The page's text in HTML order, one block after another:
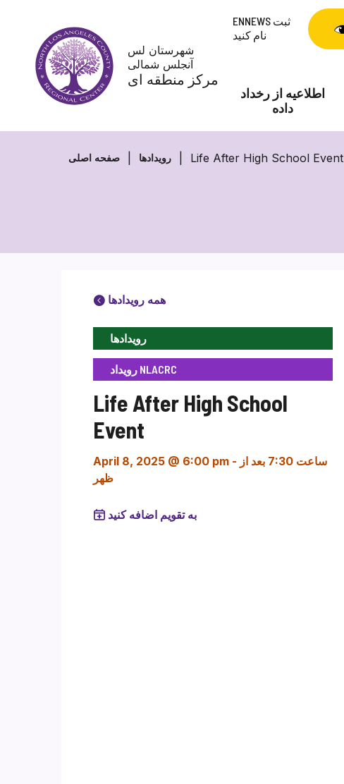
شهرستان لس
آنجلس شمالی
مرکز منطقه ای
ENNEWS ثبت
نام کنید
اطلاعیه از رخداد
داده
صفحه اصلی رویدادها Life After High School Event
همه رویدادها
رویدادها
رویداد NLACRC
Life After High School
Event
April 8, 2025 @ 6:00 pm - ساعت 7:30 بعد از
ظهر
به تقویم اضافه کنید